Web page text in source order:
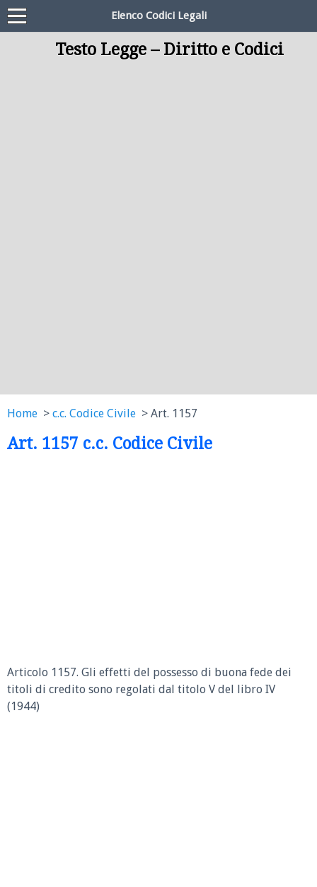
Elenco Codici Legali
Testo Legge – Diritto e Codici
Home c.c. Codice Civile Art. 1157
Art. 1157 c.c. Codice Civile
Articolo 1157. Gli effetti del possesso di buona fede dei
titoli di credito sono regolati dal titolo V del libro IV
(1944)